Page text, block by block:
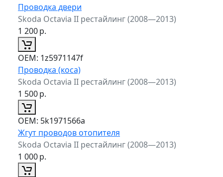
Проводка двери
Skoda Octavia II рестайлинг (2008—2013)
1 200р.
ОЕМ: 1z5971147f
Проводка (коса)
Skoda Octavia II рестайлинг (2008—2013)
1 500р.
ОЕМ: 5k1971566a
Жгут проводов отопителя
Skoda Octavia II рестайлинг (2008—2013)
1 000р.